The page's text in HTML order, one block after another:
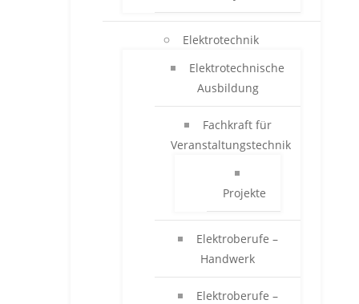
Elektrotechnik
Elektrotechnische
Ausbildung
Fachkraft für
Veranstaltungstechnik
Projekte
Elektroberufe –
Handwerk
Elektroberufe –